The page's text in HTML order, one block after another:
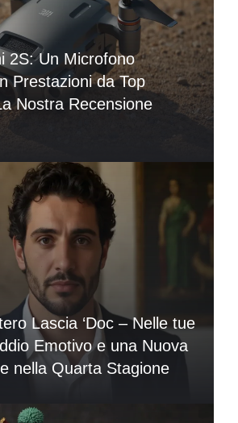
2S: Un Microfono
Prestazioni da Top
Nostra Recensione
Lascia ‘Doc – Nelle tue
Emotivo e una Nuova
nella Quarta Stagione